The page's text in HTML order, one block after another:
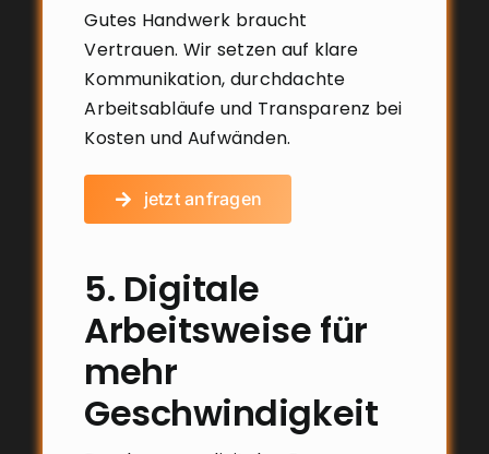
Gutes Handwerk braucht
Vertrauen. Wir setzen auf klare
Kommunikation, durchdachte
Arbeitsabläufe und Transparenz bei
Kosten und Aufwänden.
jetzt anfragen
5. Digitale
Arbeitsweise für
mehr
Geschwindigkeit